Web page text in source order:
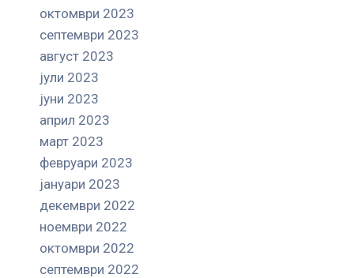
октомври 2023
септември 2023
август 2023
јули 2023
јуни 2023
април 2023
март 2023
февруари 2023
јануари 2023
декември 2022
ноември 2022
октомври 2022
септември 2022